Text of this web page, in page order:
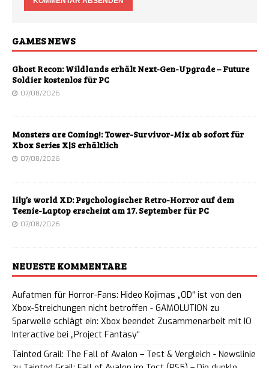
GAMES NEWS
Ghost Recon: Wildlands erhält Next-Gen-Upgrade – Future
Soldier kostenlos für PC
07/08/2026
Monsters are Coming!: Tower-Survivor-Mix ab sofort für
Xbox Series X|S erhältlich
07/08/2026
lily’s world XD: Psychologischer Retro-Horror auf dem
Teenie-Laptop erscheint am 17. September für PC
07/08/2026
NEUESTE KOMMENTARE
Aufatmen für Horror-Fans: Hideo Kojimas „OD“ ist von den
Xbox-Streichungen nicht betroffen - GAMOLUTION zu
Sparwelle schlägt ein: Xbox beendet Zusammenarbeit mit IO
Interactive bei „Project Fantasy“
Tainted Grail: The Fall of Avalon – Test & Vergleich - Newslinie